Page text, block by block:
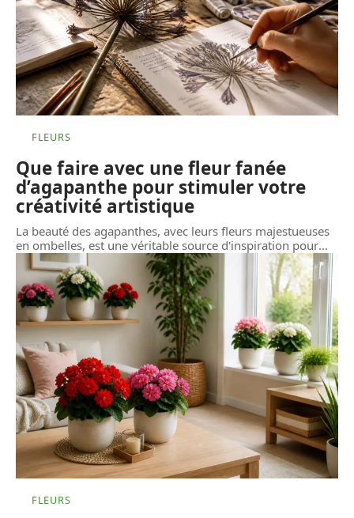
FLEURS
Que faire avec une fleur fanée
d’agapanthe pour stimuler votre
créativité artistique
La beauté des agapanthes, avec leurs fleurs majestueuses
en ombelles, est une véritable source d'inspiration pour…
FLEURS